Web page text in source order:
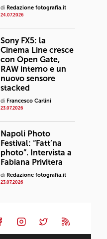
di Redazione fotografia.it
24.07.2026
Sony FX5: la
Cinema Line cresce
con Open Gate,
RAW interno e un
nuovo sensore
stacked
di Francesco Carlini
23.07.2026
Napoli Photo
Festival: “Fatt’na
photo”. Intervista a
Fabiana Privitera
di Redazione fotografia.it
23.07.2026